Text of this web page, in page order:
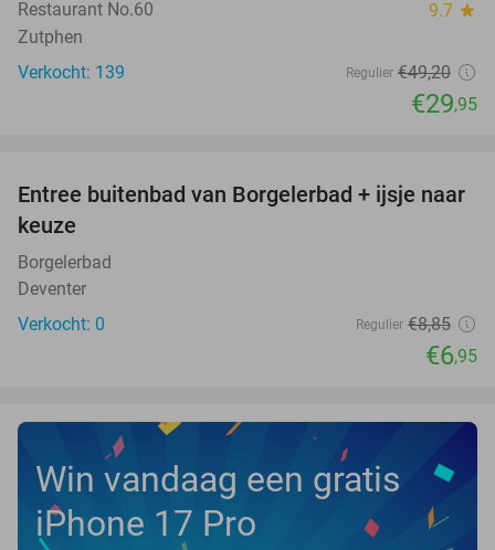
Restaurant No.60 9.7 star
Zutphen
Verkocht: 139
Regulier €49,20
€29,95
21%
TODAY
Entree buitenbad van Borgelerbad + ijsje naar
keuze
Borgelerbad
Deventer
Verkocht: 0
Regulier €8,85
€6,95
Win vandaag een gratis
iPhone 17 Pro